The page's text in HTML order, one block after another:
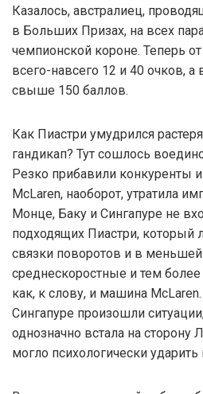
Казалось, австралиец,
в Больших Призах, на всех
чемпионской короне. Теперь от
всего-навсего 12 и 40 очков,
свыше 150 баллов.
Как Пиастри умудрился
гандикап? Тут сошлось
Резко прибавили конкуренты
McLaren, наоборот, утратила
Монце, Баку и Сингапуре не
подходящих Пиастри, который
связки поворотов и в
среднескоростные и тем
как, к слову, и машина
Сингапуре произошли
однозначно встала на сторону
могло психологически ударить